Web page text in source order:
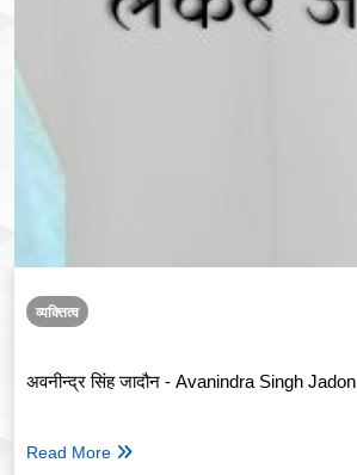
व्यक्तित्व
अवनीन्द्र सिंह जादौन - Avanindra Singh Jadon
Read More